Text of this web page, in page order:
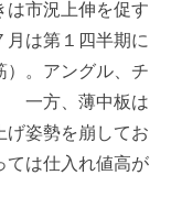
市況上伸を促す
は第１四半期に
。アングル、チ
一方、薄中板は
姿勢を崩してお
ては仕入れ値高が